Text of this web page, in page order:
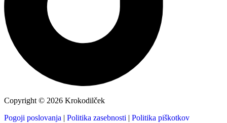
Copyright © 2026 Krokodilček
Pogoji poslovanja | Politika zasebnosti | Politika piškotkov